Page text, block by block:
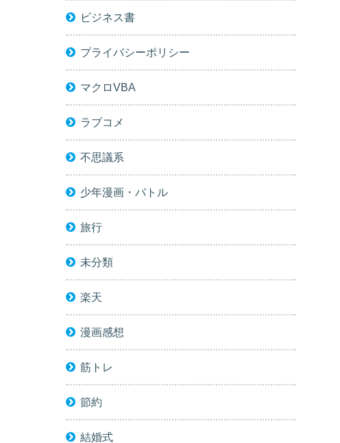
ビジネス書
プライバシーポリシー
マクロVBA
ラブコメ
不思議系
少年漫画・バトル
旅行
未分類
楽天
漫画感想
筋トレ
節約
結婚式